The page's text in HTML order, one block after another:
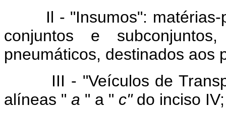
Il - "Insumos": matérias-
conjuntos e
pneumáticos, destinados aos
III - "Veículos de
alíneas " a " a " c"do inciso IV;